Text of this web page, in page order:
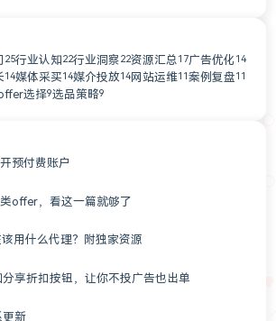
25行业认知22行业洞察22资源汇总 17广告优化 14
14媒体采买14媒介投放14网站运维11案例复盘11
选择9选品策略9
预付费账户
offer，看这一篇就够了
用什么代理？附独家资源
享折扣按钮，让你不投广告也出单
更新